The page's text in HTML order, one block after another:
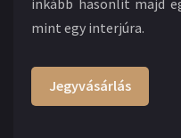
inkább hasonlít majd
mint egy interjúra.
Jegyvásárlás